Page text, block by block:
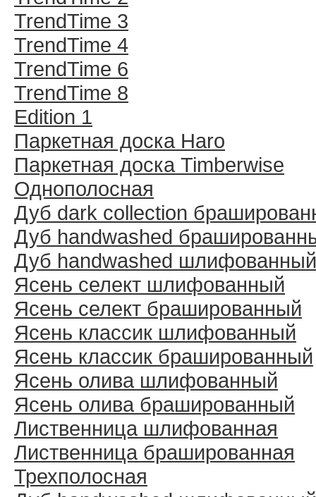
TrendTime 3
TrendTime 4
TrendTime 6
TrendTime 8
Edition 1
Паркетная доска Haro
Паркетная доска Timberwise
Однополосная
Дуб dark collection
Дуб handwashed
Дуб handwashed шлифованный
Ясень селект шлифованный
Ясень селект брашированный
Ясень классик шлифованный
Ясень классик брашированный
Ясень олива шлифованный
Ясень олива брашированный
Лиственница шлифованная
Лиственница брашированная
Трехполосная